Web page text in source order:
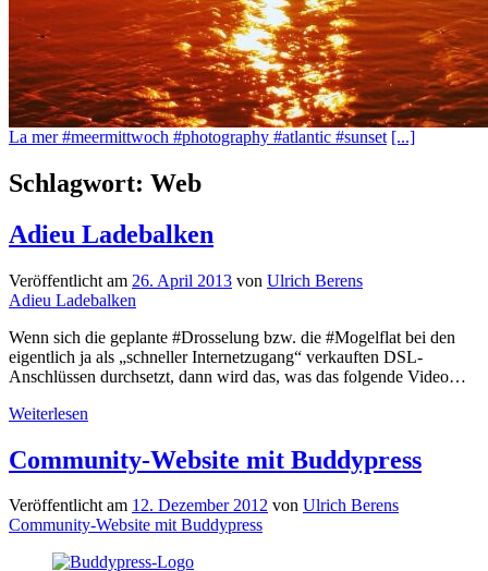
La mer #meermittwoch #photography #atlantic #sunset [...]
Schlagwort: Web
Adieu Ladebalken
Veröffentlicht am 26. April 2013 von Ulrich Berens
Adieu Ladebalken
Wenn sich die geplante #Drosselung bzw. die #Mogelflat bei den
eigentlich ja als „schneller Internetzugang“ verkauften DSL-
Anschlüssen durchsetzt, dann wird das, was das folgende Video…
Weiterlesen
Community-Website mit Buddypress
Veröffentlicht am 12. Dezember 2012 von Ulrich Berens
Community-Website mit Buddypress